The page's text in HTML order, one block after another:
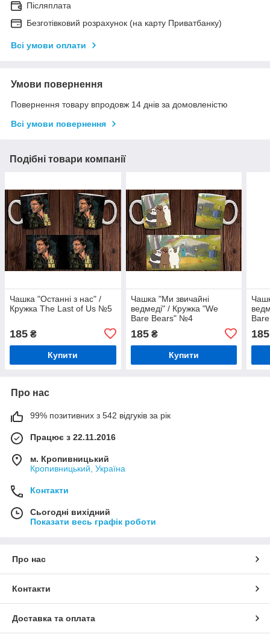
Післяплата
Безготівковий розрахунок (на карту Приватбанку)
Всі умови оплати
Умови повернення
Повернення товару впродовж 14 днів за домовленістю
Всі умови повернення
Подібні товари компанії
Чашка "Останні з нас" /
Кружка The Last of Us №5
185 ₴
Купити
Чашка "Ми звичайні
ведмеді" / Кружка "We
Bare Bears" №4
185₴
Купити
185
Про нас
99% позитивних з 542 відгуків за рік
Працює з 22.11.2016
м. Кропивницький
Кропивницький, Україна
Контакти
Сьогодні вихідний
Показати весь графік роботи
Про нас
Контакти
Доставка та оплата